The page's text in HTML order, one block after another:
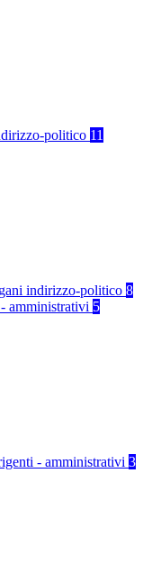
politico 11
indirizzo-politico 8
amministrativi 5
- amministrativi 3